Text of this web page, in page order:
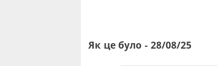
Як це було - 28/08/25